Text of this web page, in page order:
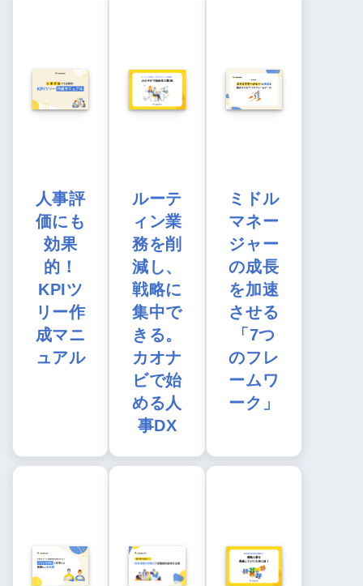
人事評
価にも
効果
的！
KPIツ
リー作
成マニ
ュアル
ルーテ
ィン業
務を削
減し、
戦略に
集中で
きる。
カオナ
ビで始
める人
事DX
ミドル
マネー
ジャー
の成長
を加速
させる
「7つ
のフレ
ームワ
ーク」